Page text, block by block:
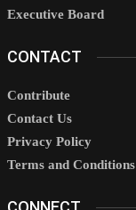
Executive Board
CONTACT
Contribute
Contact Us
Privacy Policy
Terms and Conditions